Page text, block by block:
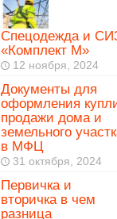
Спецодежда и
«Комплект М»
12 ноября, 2024
Документы для
оформления
продажи дома и
земельного
в МФЦ
31 октября, 2024
Первичка и
вторичка в чем
разница